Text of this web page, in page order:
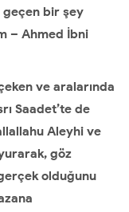
bir şey
– Ahmed İbni
ve aralarında
Saadet’te de
Aleyhi ve
göz
olduğunu